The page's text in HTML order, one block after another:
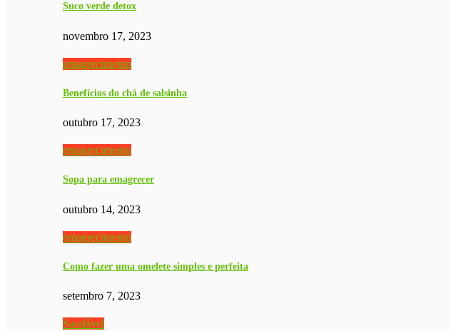
Suco verde detox
novembro 17, 2023
emagrecimento
Benefícios do chá de salsinha
outubro 17, 2023
emagrecimento
Sopa para emagrecer
outubro 14, 2023
emagrecimento
Como fazer uma omelete simples e perfeita
setembro 7, 2023
Saudável